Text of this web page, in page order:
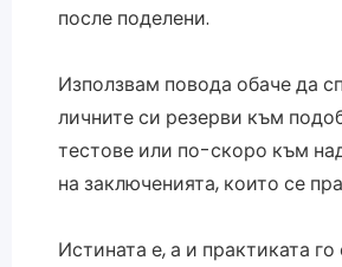
после поделени.
Използвам повода обаче да
личните си резерви към
тестове или по-скоро към
на заключенията, които се
Истината е, а и практиката го